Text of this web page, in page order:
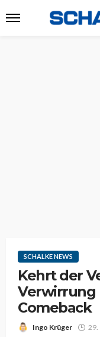
SCHALKE NEWS
Kehrt der
Verwirrung
Comeback
Ingo Krüger 29.